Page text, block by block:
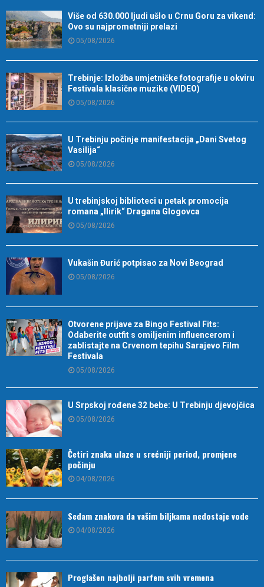
Više od 630.000 ljudi ušlo u Crnu Goru za vikend:
Ovo su najprometniji prelazi
05/08/2026
Trebinje: Izložba umjetničke fotografije u okviru
Festivala klasične muzike (VIDEO)
05/08/2026
U Trebinju počinje manifestacija „Dani Svetog
Vasilija“
05/08/2026
U trebinjskoj biblioteci u petak promocija
romana „Ilirik“ Dragana Glogovca
05/08/2026
Vukašin Đurić potpisao za Novi Beograd
05/08/2026
Otvorene prijave za Bingo Festival Fits:
Odaberite outfit s omiljenim influencerom i
zablistajte na Crvenom tepihu Sarajevo Film
Festivala
05/08/2026
U Srpskoj rođene 32 bebe: U Trebinju djevojčica
05/08/2026
Četiri znaka ulaze u srećniji period, promjene
počinju
04/08/2026
Sedam znakova da vašim biljkama nedostaje vode
04/08/2026
Proglašen najbolji parfem svih vremena